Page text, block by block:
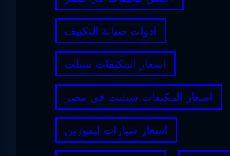
ادوات صيانة التكييف
اسعار المكيفات سبلت
اسعار المكيفات سبليت في مصر
اسعار سيارات ليموزين